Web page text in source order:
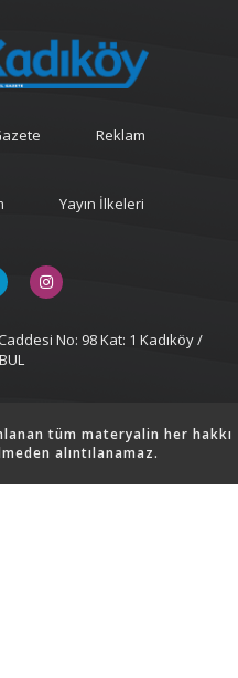
Reklam
Yayın İlkeleri
No: 98 Kat: 1 Kadıköy /
tüm materyalin her hakkı
alıntılanamaz.